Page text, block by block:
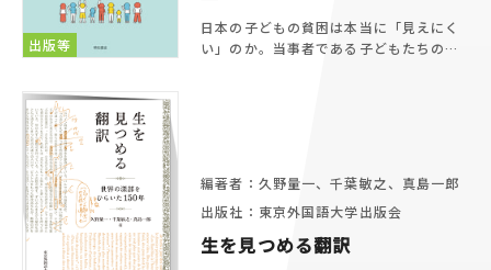
出版等
日本の子どもの貧困は本当に「見えにく
い」のか。当事者である子どもたちの視
編著者：久野量一、千葉敏之、真島一郎
出版社：東京外国語大学出版会
生を見つめる翻訳